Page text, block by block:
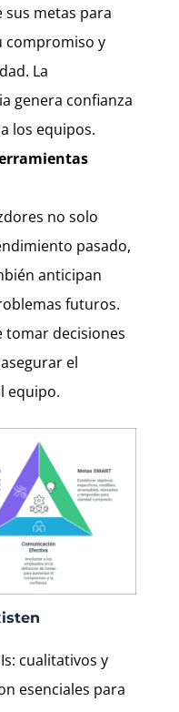
sus metas para
compromiso y
La
genera confianza
los equipos.
no solo
pasado,
anticipan
futuros.
tomar decisiones
el
equipo.
cualitativos y
esenciales para